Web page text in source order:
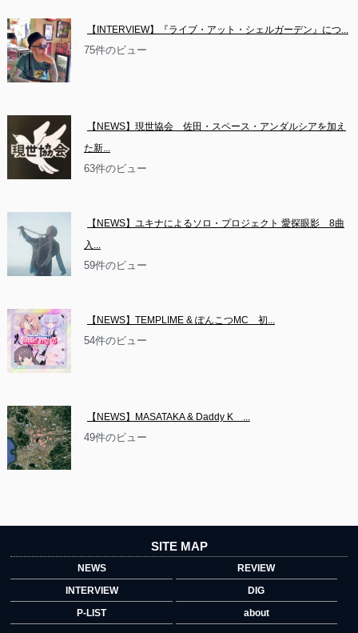
【INTERVIEW】『ライブ・アット・シェルガーデン』につ...
75件のビュー
【NEWS】現世協会　佐田・スペース・アンダルシアを加え
た新...
63件のビュー
【NEWS】ユキナによるソロ・プロジェクト 愛探眼影　8曲
入...
59件のビュー
【NEWS】TEMPLIME & ぽんこつMC　初...
54件のビュー
【NEWS】MASATAKA & Daddy K　...
49件のビュー
SITE MAP
NEWS
REVIEW
INTERVIEW
DIG
P-LIST
about